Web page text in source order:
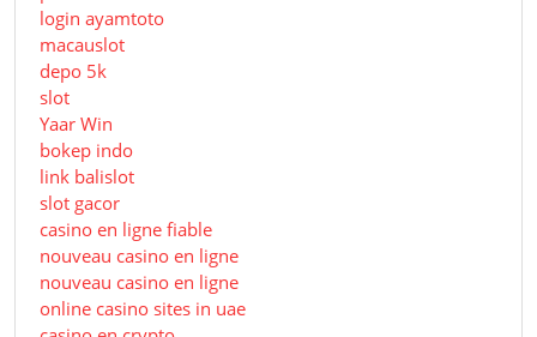
login ayamtoto
macauslot
depo 5k
slot
Yaar Win
bokep indo
link balislot
slot gacor
casino en ligne fiable
nouveau casino en ligne
nouveau casino en ligne
online casino sites in uae